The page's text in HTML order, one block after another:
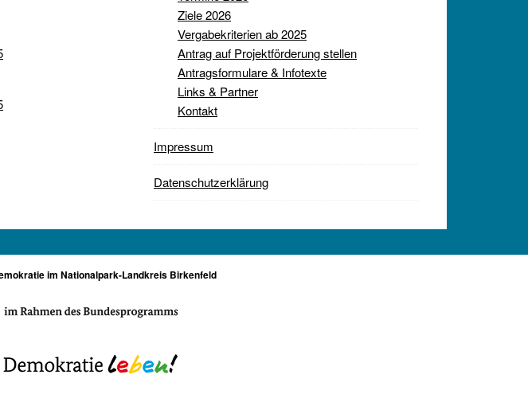
Ziele 2026
Vergabekriterien ab 2025
Antrag auf Projektförderung stellen
Antragsformulare & Infotexte
Links & Partner
Kontakt
Impressum
Datenschutzerklärung
im Nationalpark-Landkreis Birkenfeld